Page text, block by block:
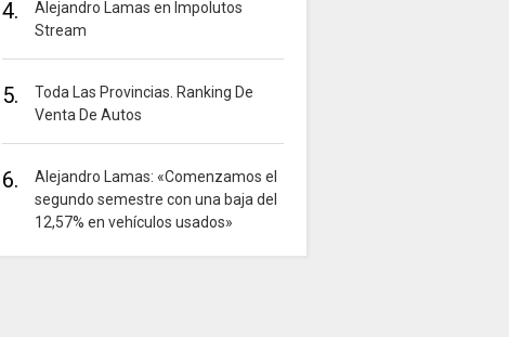
4.
Alejandro Lamas en Impolutos
Stream
5.
Toda Las Provincias. Ranking De
Venta De Autos
6.
Alejandro Lamas: «Comenzamos el
segundo semestre con una baja del
12,57% en vehículos usados»